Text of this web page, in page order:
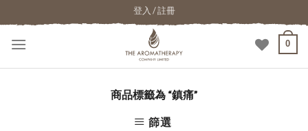
登入 / 註冊
0
商品標籤為 “鎮痛”
篩選